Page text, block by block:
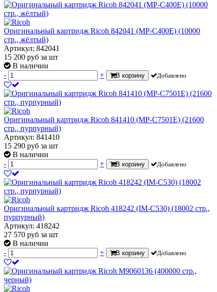
Оригинальный картридж Ricoh 842041 (MP-C400E) (10000
стр., жёлтый)
Артикул: 842041
15 200 руб за шт
В наличии
-
+ В корзину Добавлено
Оригинальный картридж Ricoh 841410 (MP-C7501E) (21600
стр., пурпурный)
Артикул: 841410
15 290 руб за шт
В наличии
-
+ В корзину Добавлено
Оригинальный картридж Ricoh 418242 (IM-C530) (18002 стр.,
пурпурный)
Артикул: 418242
27 570 руб за шт
В наличии
-
+ В корзину Добавлено